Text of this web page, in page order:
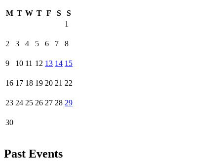
M T W T F S
S
1
2 3 4 5 6 7 8
9 10 11 12 13 14 15
16 17 18 19 20 21 22
23 24 25 26 27 28 29
30
Past Events